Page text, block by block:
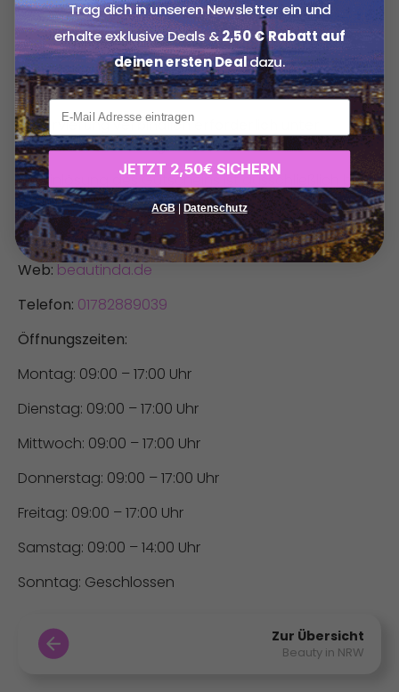
oder invasive Eingriffe.
Konditionen
Der Gutschein ist 6 Monate ab Kauf einlösbar.
Reservierung verbindlich erforderlich unter
01782889039mir Angabe des Gutscheincodes.
Die Einlösung des Gutscheins ist ausschließlich bei
Vorlage möglich.
Adresse:
Marktstraße 65, 46045 Oberhausen
Web: beautinda.de
Telefon: 01782889039
Öffnungszeiten:
Montag: 09:00 – 17:00 Uhr
Dienstag: 09:00 – 17:00 Uhr
Mittwoch: 09:00 – 17:00 Uhr
Donnerstag: 09:00 – 17:00 Uhr
Freitag: 09:00 – 17:00 Uhr
Samstag: 09:00 – 14:00 Uhr
Sonntag: Geschlossen
Zur Übersicht
Beauty in NRW
Trag dich in unseren Newsletter ein und
erhalte exklusive Deals &2,50 € Rabatt auf
deinen ersten Dealdazu.
xxx
JETZT 2,50€ SICHERN
AGB| Datenschutz